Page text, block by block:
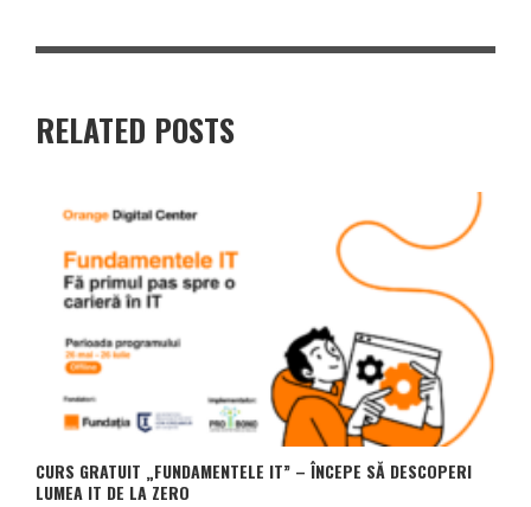
RELATED POSTS
CURS GRATUIT „FUNDAMENTELE IT” – ÎNCEPE SĂ DESCOPERI
LUMEA IT DE LA ZERO